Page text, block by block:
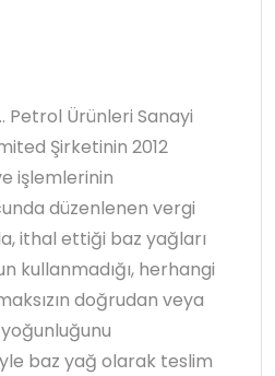
Ürünleri Sanayi
Şirketinin 2012
işlemlerinin
düzenlenen vergi
ithal ettiği baz yağları
kullanmadığı, herhangi
doğrudan veya
baz yağ olarak teslim